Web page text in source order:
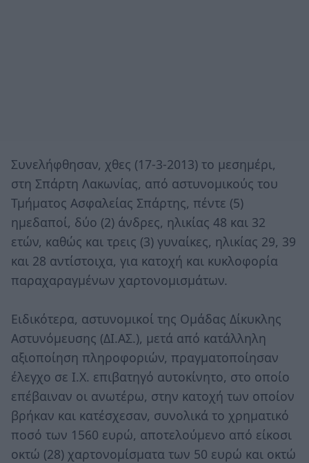
Συνελήφθησαν, χθες (17-3-2013) το μεσημέρι,
στη Σπάρτη Λακωνίας, από αστυνομικούς του
Τμήματος Ασφαλείας Σπάρτης, πέντε (5)
ημεδαποί, δύο (2) άνδρες, ηλικίας 48 και 32
ετών, καθώς και τρεις (3) γυναίκες, ηλικίας 29, 39
και 28 αντίστοιχα, για κατοχή και κυκλοφορία
παραχαραγμένων χαρτονομισμάτων.
Ειδικότερα, αστυνομικοί της Ομάδας Δίκυκλης
Αστυνόμευσης (ΔΙ.ΑΣ.), μετά από κατάλληλη
αξιοποίηση πληροφοριών, πραγματοποίησαν
έλεγχο σε Ι.Χ. επιβατηγό αυτοκίνητο, στο οποίο
επέβαιναν οι ανωτέρω, στην κατοχή των οποίον
βρήκαν και κατέσχεσαν, συνολικά το χρηματικό
ποσό των 1560 ευρώ, αποτελούμενο από είκοσι
οκτώ (28) χαρτονομίσματα των 50 ευρώ και οκτώ